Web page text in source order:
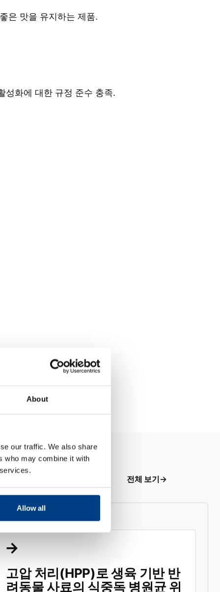
About
our traffic. We also share
who may combine it with
Allow all
은 맛을 유지하는 제품.
성화에 대한 규정 준수 충족.
전체 보기
고압 처리(HPP)로 생육 기반 반
려동물 사료의 식중독 병원균 위